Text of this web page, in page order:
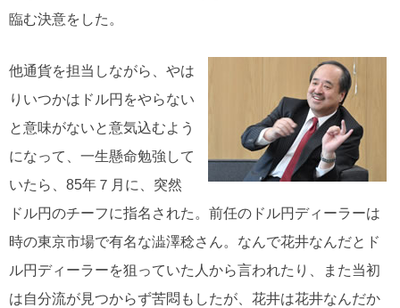
臨む決意をした。
他通貨を担当しながら、やは
りいつかはドル円をやらない
と意味がないと意気込むよう
になって、一生懸命勉強して
いたら、85年７月に、突然
ドル円のチーフに指名された。前任のドル円ディーラーは
時の東京市場で有名な澁澤稔さん。なんで花井なんだとド
ル円ディーラーを狙っていた人から言われたり、また当初
は自分流が見つからず苦悶もしたが、花井は花井なんだか